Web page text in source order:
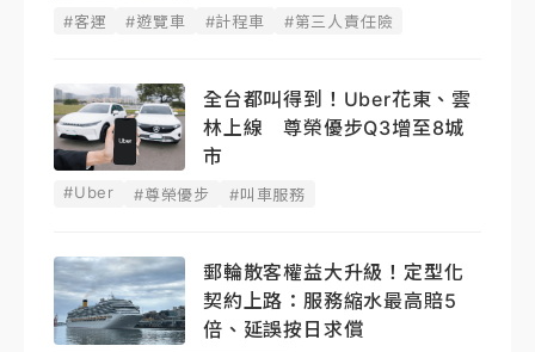
#客運 #遊覽車 #計程車 #第三人責任險
全台都叫得到！Uber花東、雲
林上線 尊榮優步Q3增至8城
市
#Uber #尊榮優步 #叫車服務
郵輪散客權益大升級！定型化
契約上路：服務縮水最高賠5
倍、延誤按日求償